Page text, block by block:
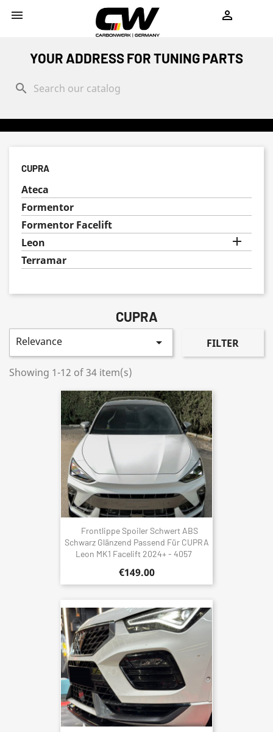
 
YOUR ADDRESS FOR TUNING PARTS
search
CUPRA
Ateca
Formentor
Formentor Facelift
Leon

Terramar
CUPRA
Relevance  FILTER
Showing 1-12 of 34 item(s)
Frontlippe Spoiler Schwert ABS
Schwarz Glänzend Passend Für CUPRA
Leon MK1 Facelift 2024+ - 4057
€149.00